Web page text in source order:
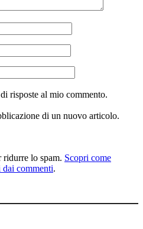
risposte al mio commento.
di un nuovo articolo.
ridurre lo spam. Scopri come
commenti.